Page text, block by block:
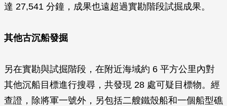
達 27,541 分鐘，成果也遠超過實勘階段試掘成果。
其他古沉船發掘
另在實勘與試掘階段，在附近海域約 6 平方公里內對
其他沉船目標進行搜尋，共發現 28 處可疑目標物。經
查證，除將軍一號外，另包括二艘鐵殼船和一個船型礁